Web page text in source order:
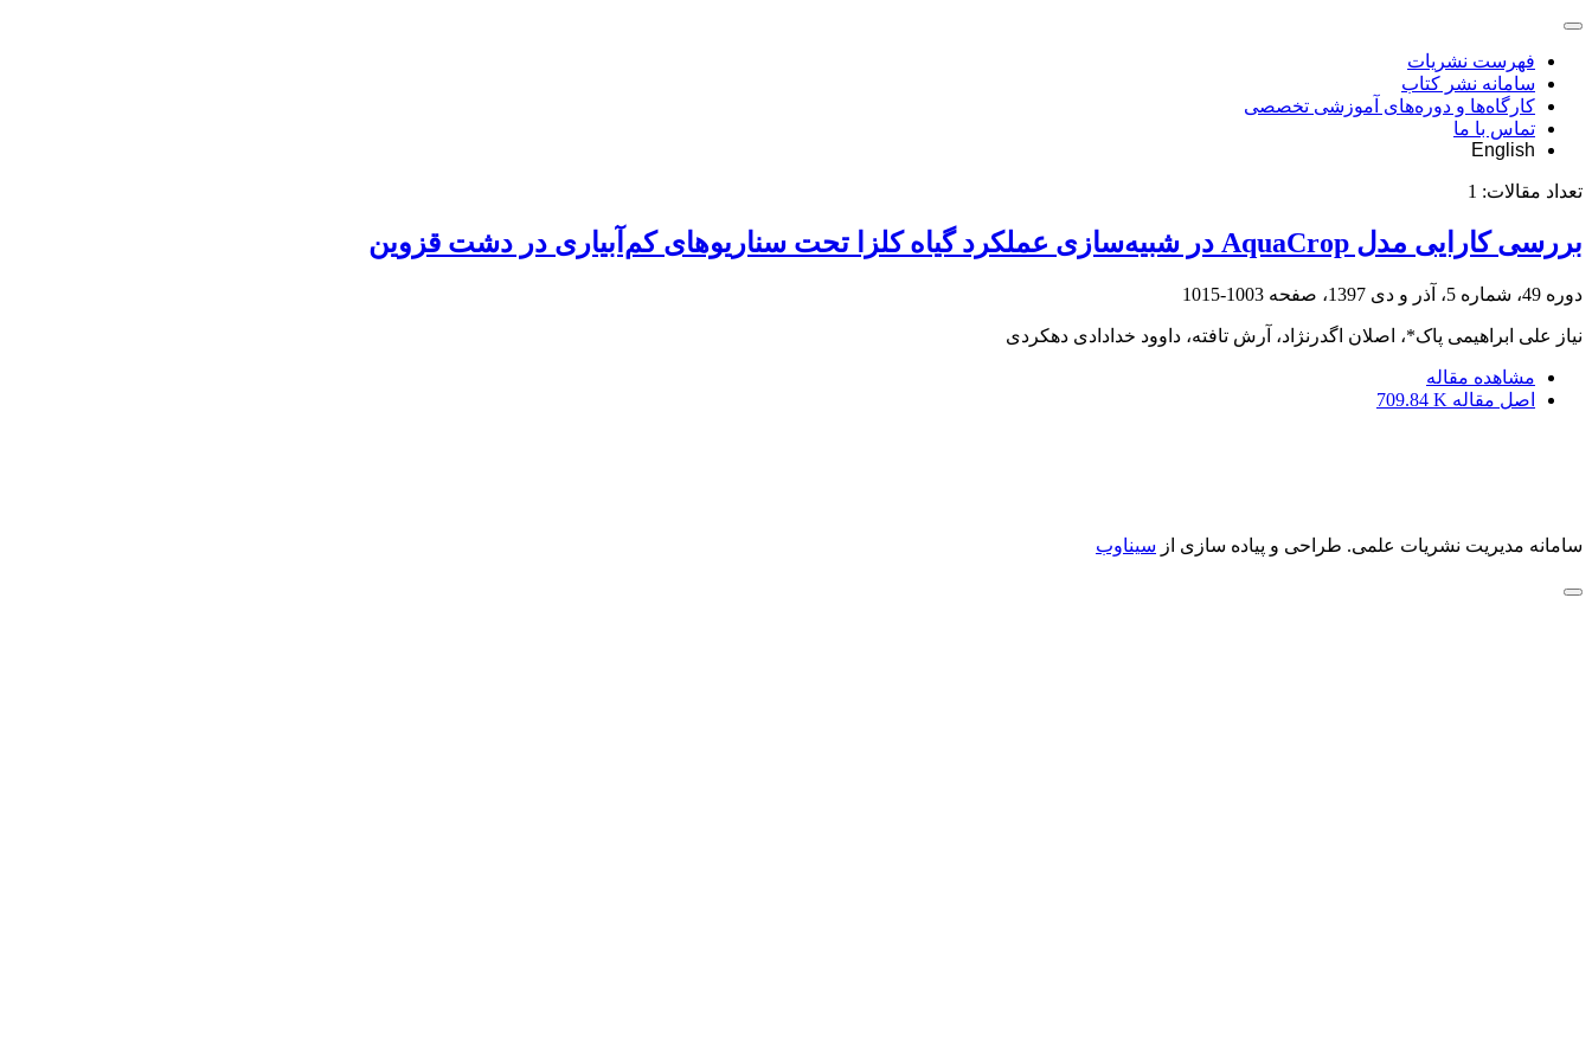
فهرست نشریات
سامانه نشر کتاب
کارگاه‌ها و دوره‌های آموزشی تخصصی
تماس با ما
English
تعداد مقالات: 1
بررسی کارایی مدل AquaCrop در شبیه‌سازی عملکرد گیاه کلزا تحت سناریوهای کم‌آبیاری در دشت قزوین
دوره 49، شماره 5، آذر و دی 1397، صفحه 1003-1015
نیاز علی ابراهیمی پاک*، اصلان اگدرنژاد، آرش تافته، داوود خدادادی دهکردی
مشاهده مقاله
اصل مقاله 709.84 K
سامانه مدیریت نشریات علمی. طراحی و پیاده سازی از سیناوب